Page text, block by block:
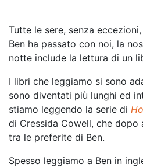
Tutte le sere, senza
Ben ha passato con noi, la
notte include la lettura di un
I libri che leggiamo si sono
sono diventati più lunghi ed
stiamo leggendo la serie di
di Cressida Cowell, che
tra le preferite di Ben.
Spesso leggiamo a Ben in